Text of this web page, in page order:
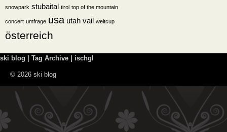
snowpark stubaital tirol top of the mountain
concert umfrage usa utah vail weltcup
österreich
ski blog | Tag Archive | ischgl
© 2026 ski blog